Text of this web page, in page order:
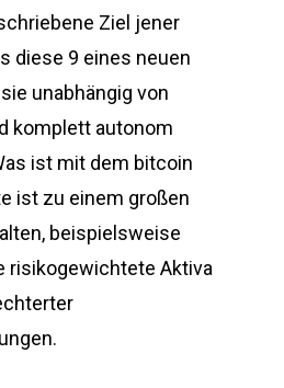
Ziel jener
diese 9 eines neuen
unabhängig von
komplett autonom
ist mit dem bitcoin
ist zu einem großen
beispielsweise
risikogewichtete Aktiva